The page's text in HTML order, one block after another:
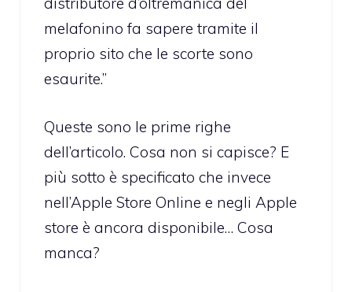
melafonino fa sapere tramite il
proprio sito che le scorte sono
esaurite.”
Queste sono le prime righe
dell’articolo. Cosa non si capisce? E
più sotto è specificato che invece
nell’Apple Store Online e negli Apple
store è ancora disponibile… Cosa
manca?